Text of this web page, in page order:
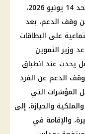
بدأت وزارة التموين والتجارة الداخلية، الأحد 14 يونيو 2026،
وقف الدعم، بعد
على البطاقات
وزير التموين
يحدث عند انطباق
الدعم عن الفرد
المؤشرات التي
والحيازة، إلى
والإقامة في